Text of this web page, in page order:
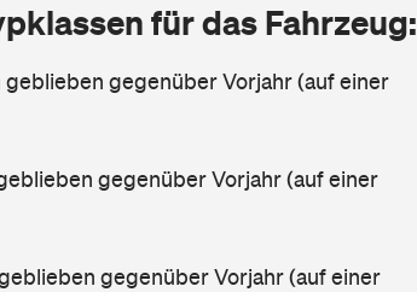
für das Fahrzeug:
geblieben gegenüber Vorjahr (auf einer
gegenüber Vorjahr (auf einer
gegenüber Vorjahr (auf einer